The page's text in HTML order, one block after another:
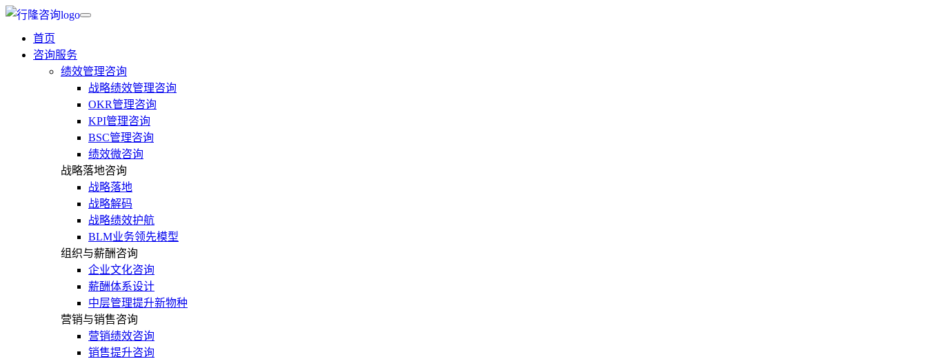
首页
咨询服务
绩效管理咨询
战略绩效管理咨询
OKR管理咨询
KPI管理咨询
BSC管理咨询
绩效微咨询
战略落地咨询
战略落地
战略解码
战略绩效护航
BLM业务领先模型
组织与薪酬咨询
企业文化咨询
薪酬体系设计
中层管理提升新物种
营销与销售咨询
营销绩效咨询
销售提升咨询